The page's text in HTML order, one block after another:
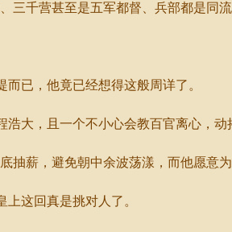
千营甚至是五军都督、兵部都是同
已，他竟已经想得这般周详了。
，且一个不小心会教百官离心，动
，避免朝中余波荡漾，而他愿意为
这回真是挑对人了。